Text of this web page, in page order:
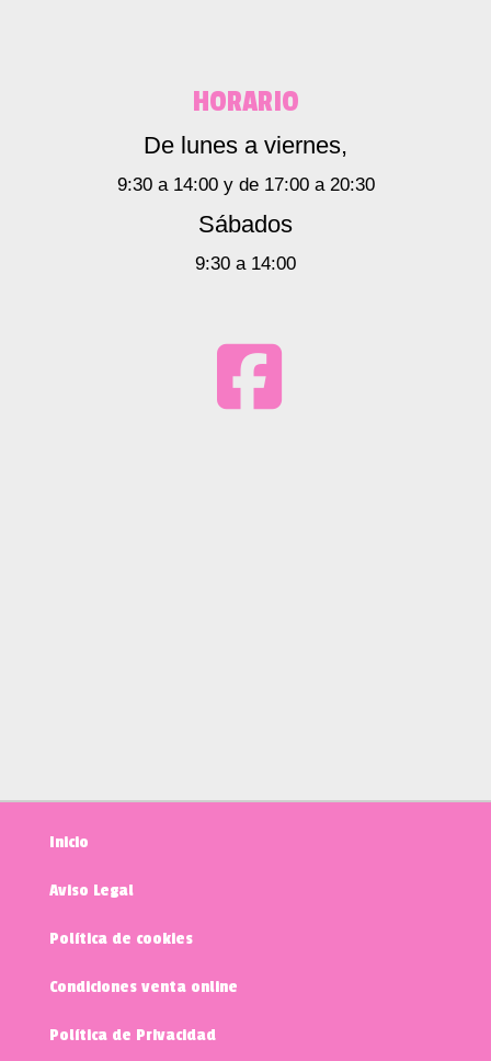
HORARIO
De lunes a viernes,
9:30 a 14:00 y de 17:00 a 20:30
Sábados
9:30 a 14:00
Inicio
Aviso Legal
Política de cookies
Condiciones venta online
Política de Privacidad